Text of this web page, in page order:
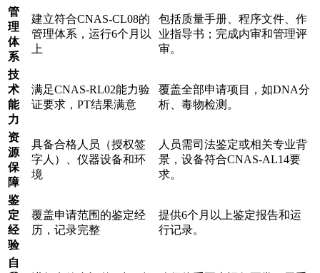
管
理
体
系
建立符合CNAS-CL08的
管理体系，运行6个月以
上
包括质量手册、程序文件、作
业指导书；完成内审和管理评
审。
技
术
能
力
满足CNAS-RL02能力验
证要求，PT结果满意
覆盖全部申请项目，如DNA分
析、毒物检测。
资
源
保
障
具备合格人员（授权签
字人）、仪器设备和环
境
人员需司法鉴定或相关专业背
景，设备符合CNAS-AL14要
求。
鉴
定
经
验
覆盖申请范围的鉴定经
历，记录完整
提供6个月以上鉴定报告和运
行记录。
自